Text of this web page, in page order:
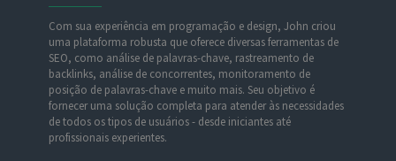
Com sua experiência em programação e design, John criou
uma plataforma robusta que oferece diversas ferramentas de
SEO, como análise de palavras-chave, rastreamento de
backlinks, análise de concorrentes, monitoramento de
posição de palavras-chave e muito mais. Seu objetivo é
fornecer uma solução completa para atender às necessidades
de todos os tipos de usuários - desde iniciantes até
profissionais experientes.